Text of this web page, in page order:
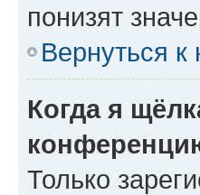
понизят
Вернуться к
Когда я
Только